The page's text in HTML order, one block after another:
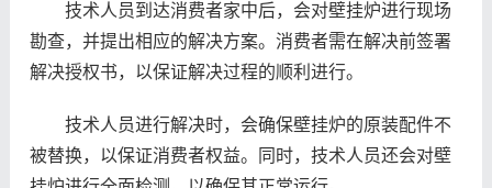
技术人员到达消费者家中后，会对壁挂炉进行现场
勘查，并提出相应的解决方案。消费者需在解决前签署
解决授权书，以保证解决过程的顺利进行。
技术人员进行解决时，会确保壁挂炉的原装配件不
被替换，以保证消费者权益。同时，技术人员还会对壁